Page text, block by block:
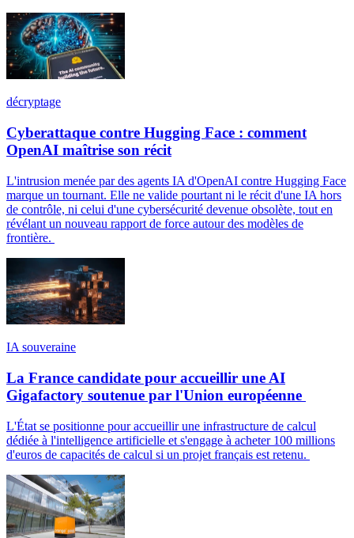
décryptage
Cyberattaque contre Hugging Face : comment
OpenAI maîtrise son récit
L'intrusion menée par des agents IA d'OpenAI contre Hugging Face
marque un tournant. Elle ne valide pourtant ni le récit d'une IA hors
de contrôle, ni celui d'une cybersécurité devenue obsolète, tout en
révélant un nouveau rapport de force autour des modèles de
frontière.
IA souveraine
La France candidate pour accueillir une AI
Gigafactory soutenue par l'Union européenne
L'État se positionne pour accueillir une infrastructure de calcul
dédiée à l'intelligence artificielle et s'engage à acheter 100 millions
d'euros de capacités de calcul si un projet français est retenu.